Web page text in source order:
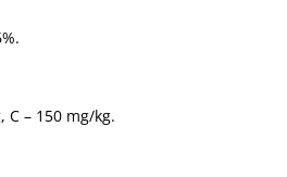
C – 150 mg/kg.